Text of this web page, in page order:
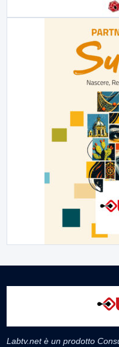
Labtv.net è un prodotto